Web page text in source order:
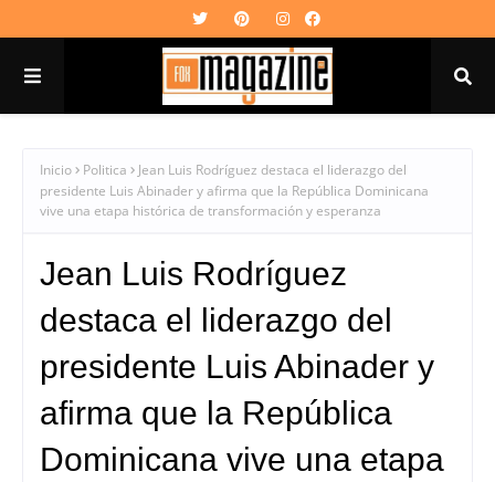
Inicio Politica
Jean Luis Rodríguez destaca el liderazgo del
presidente Luis Abinader y afirma que la República Dominicana
vive una etapa histórica de transformación y esperanza
Jean Luis Rodríguez
destaca el liderazgo del
presidente Luis Abinader y
afirma que la República
Dominicana vive una etapa